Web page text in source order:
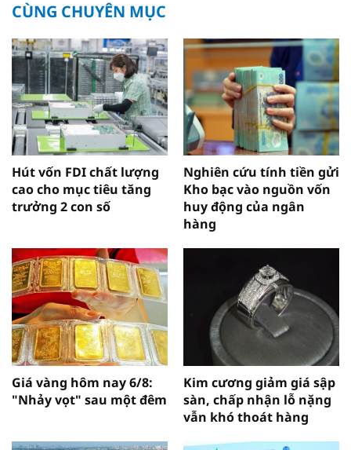
CÙNG CHUYÊN MỤC
Hút vốn FDI chất lượng
cao cho mục tiêu tăng
trưởng 2 con số
Nghiên cứu tính tiền gửi
Kho bạc vào nguồn vốn
huy động của ngân
hàng
Giá vàng hôm nay 6/8:
"Nhảy vọt" sau một đêm
Kim cương giảm giá sập
sàn, chấp nhận lỗ nặng
vẫn khó thoát hàng